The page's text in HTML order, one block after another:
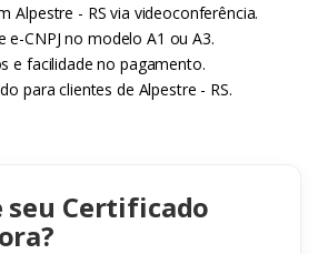
Alpestre - RS via videoconferência.
e-CNPJ no modelo A1 ou A3.
e facilidade no pagamento.
para clientes de Alpestre - RS.
seu Certificado